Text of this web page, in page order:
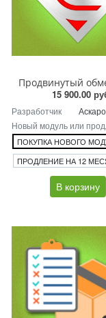
Продвинутый
15 900.00
Разработчик
Новый модуль или
ПОКУПКА НОВОГО
ПРОДЛЕНИЕ НА 12
В корзину